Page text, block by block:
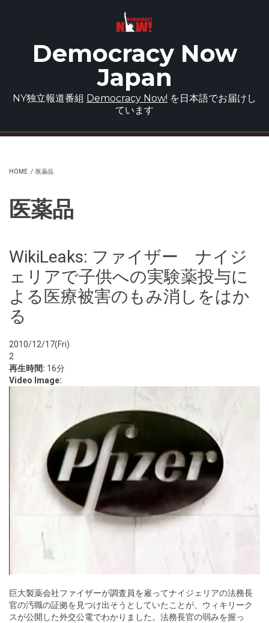
Democracy Now
Japan
NY独立報道番組 Democracy Now! を日本語でお届けし
ています
HOME / 医薬品
医薬品
WikiLeaks: ファイザー ナイジ
ェリアで子供への実験薬投与に
よる医療被害のもみ消しをはか
る
2010/12/17(Fri)
2
再生時間: 16分
Video Image:
巨大製薬会社ファイザーが調査員を雇ってナイジェリアの法務長
官の汚職の証拠を見つけ出そうとしていたことが、ウィキリーク
スが公開した外交公電でわかりました。法務長官の弱みを握っ